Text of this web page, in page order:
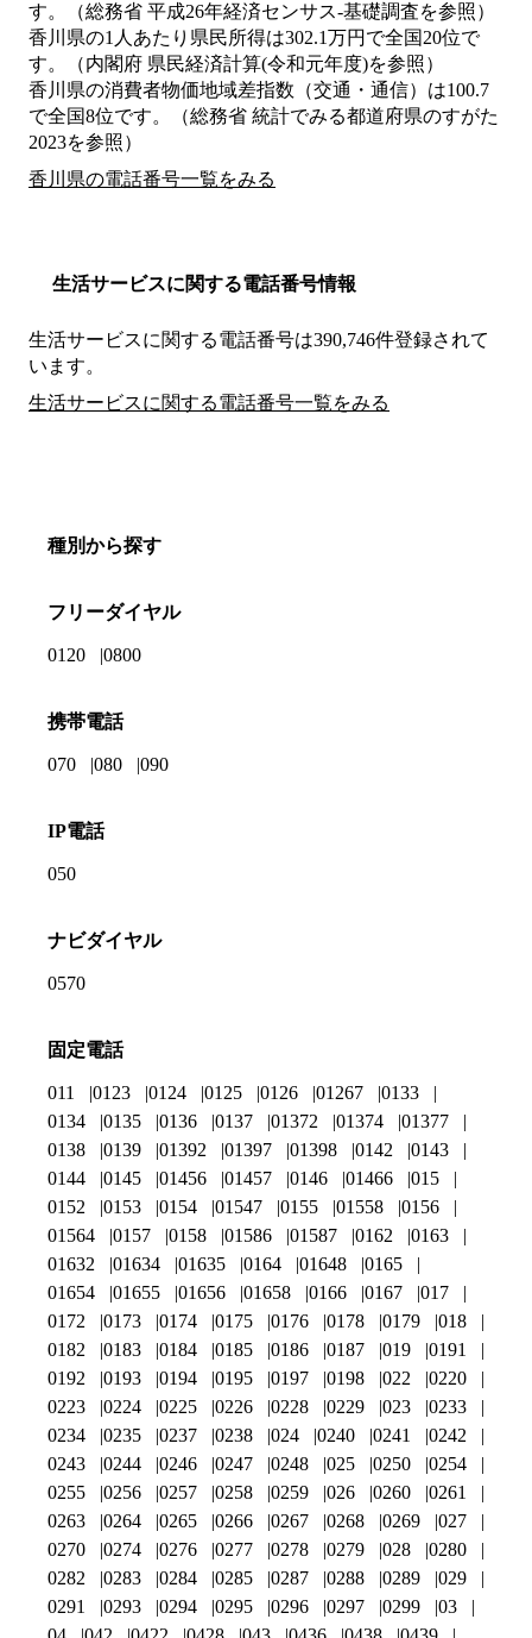
す。（総務省 平成26年経済センサス‐基礎調査を参照）
香川県の1人あたり県民所得は302.1万円で全国20位で
す。（内閣府 県民経済計算(令和元年度)を参照）
香川県の消費者物価地域差指数（交通・通信）は100.7
で全国8位です。（総務省 統計でみる都道府県のすがた
2023を参照）
香川県の電話番号一覧をみる
生活サービスに関する電話番号情報
生活サービスに関する電話番号は390,746件登録されて
います。
生活サービスに関する電話番号一覧をみる
種別から探す
フリーダイヤル
0120 0800
携帯電話
070 080 090
IP電話
050
ナビダイヤル
0570
固定電話
011 0123 0124 0125 0126 01267
0133
0134
0135 0136 0137 01372 01374
01377
0138
0139 01392 01397 01398 0142
0143
0144
0145 01456 01457 0146 01466
015
0152
0153 0154 01547 0155 01558
0156
01564
0157 0158 01586 01587 0162
0163
01632
01634 01635 0164 01648
0165
01654
01655 01656 01658 0166 0167
017
0172
0173 0174 0175 0176 0178 0179
018
0182
0183 0184 0185 0186 0187 019
0191
0192
0193 0194 0195 0197 0198 022
0220
0223
0224 0225 0226 0228 0229 023
0233
0234
0235 0237 0238 024 0240 0241
0242
0243
0244 0246 0247 0248 025 0250
0254
0255
0256 0257 0258 0259 026 0260
0261
0263
0264 0265 0266 0267 0268 0269
027
0270
0274 0276 0277 0278 0279 028
0280
0282
0283 0284 0285 0287 0288 0289
029
0291
0293 0294 0295 0296 0297 0299
03